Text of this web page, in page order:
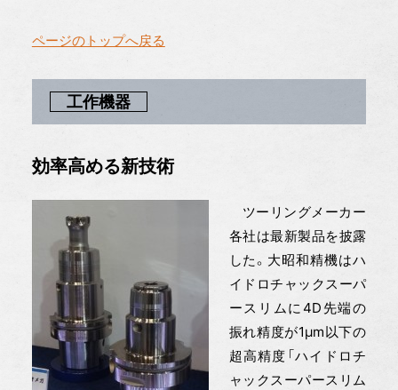
ページのトップへ戻る
工作機器
効率高める新技術
ツーリングメーカー
各社は最新製品を披露
した。大昭和精機はハ
イドロチャックスーパ
ースリムに4D先端の
振れ精度が1μm以下の
超高精度「ハイドロチ
ャックスーパースリム